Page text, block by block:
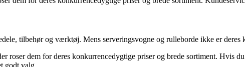
tilbehør og værktøj. Mens serveringsvogne og rulleborde ikke er deres
roser dem for deres konkurrencedygtige priser og brede sortiment. Hvis
godt valg.